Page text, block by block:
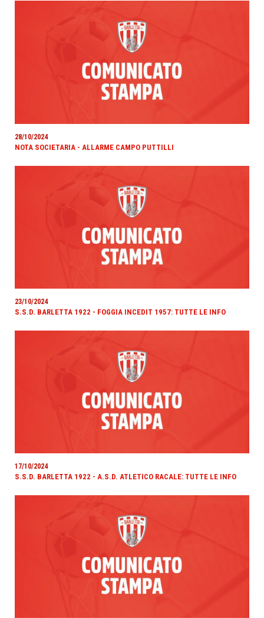
28/10/2024
NOTA SOCIETARIA - ALLARME CAMPO PUTTILLI
23/10/2024
S.S.D. BARLETTA 1922 - FOGGIA INCEDIT 1957: TUTTE LE INFO
17/10/2024
S.S.D. BARLETTA 1922 - A.S.D. ATLETICO RACALE: TUTTE LE INFO